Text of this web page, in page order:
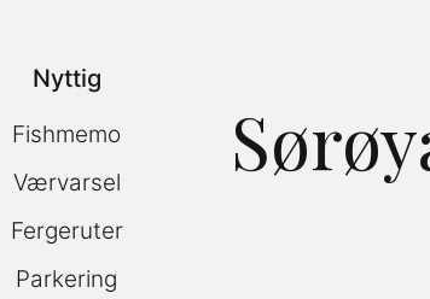
Nyttig
Fishmemo
Værvarsel
Fergeruter
Parkering